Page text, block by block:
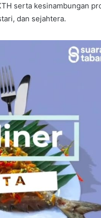
serta kesinambungan
dan sejahtera.